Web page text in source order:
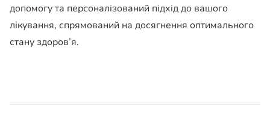
допомогу та персоналізований підхід до вашого
лікування, спрямований на досягнення оптимального
стану здоров’я.